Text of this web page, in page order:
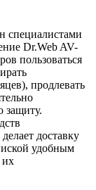
специалистами
Dr.Web AV-
пользоваться
продлевать
защиту.
доставку
удобным
их